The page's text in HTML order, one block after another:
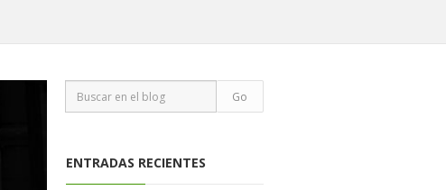
ENTRADAS RECIENTES